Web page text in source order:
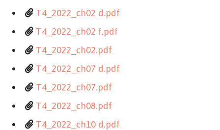
T4_2022_ch02 d.pdf
T4_2022_ch02 f.pdf
T4_2022_ch02.pdf
T4_2022_ch07 d.pdf
T4_2022_ch07.pdf
T4_2022_ch08.pdf
T4_2022_ch10 d.pdf